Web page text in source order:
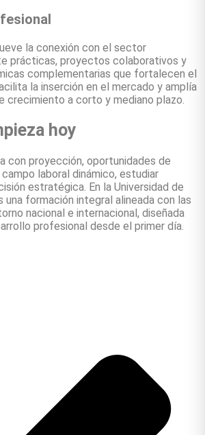
la conexión con el sector
prácticas, proyectos colaborativos y
complementarias que fortalecen el
la inserción en el mercado y amplía
crecimiento a corto y mediano plazo.
hoy
con proyección, oportunidades de
laboral dinámico, estudiar
estratégica. En la Universidad de
una formación integral alineada con las
nacional e internacional, diseñada
profesional desde el primer día.